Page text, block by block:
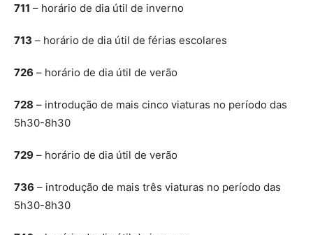
711 – horário de dia útil de inverno
713 – horário de dia útil de férias escolares
726 – horário de dia útil de verão
728 – introdução de mais cinco viaturas no período das
5h30-8h30
729 – horário de dia útil de verão
736 – introdução de mais três viaturas no período das
5h30-8h30